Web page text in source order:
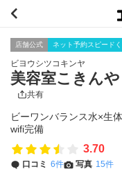
店舗公式 ネット予約スピード
ビヨウシツコキンヤ
美容室こきん
共有
ビーワンバランス水×生
wifi完備
3.70
口コミ 6件 写真 15件